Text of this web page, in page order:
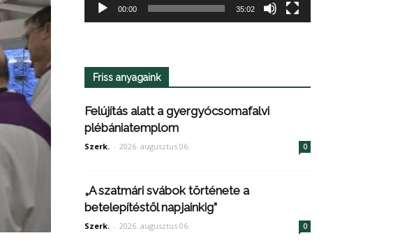
00:00 35:02
Friss anyagaink
Felújítás alatt a gyergyócsomafalvi
plébániatemplom
Szerk. - 2026. augusztus 06. 0
„A szatmári svábok története a
betelepítéstől napjainkig”
Szerk. - 2026. augusztus 06. 0